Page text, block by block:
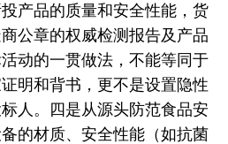
产品的质量和安全性能，货
公章的权威检测报告及产品
动的一贯做法，不能等同于
明和背书，更不是设置隐性
人。四是从源头防范食品安
的材质、安全性能（如抗菌